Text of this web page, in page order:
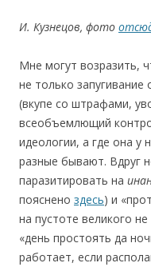
И. Кузнецов, фото
Мне могут возразить,
не только
(вкупе со штрафами,
всеобъемлющий
идеологии, а где она у
разные бывают. Вдруг
паразитировать на
пояснено здесь) и
на пустоте великого
«день простоять да
работает, если